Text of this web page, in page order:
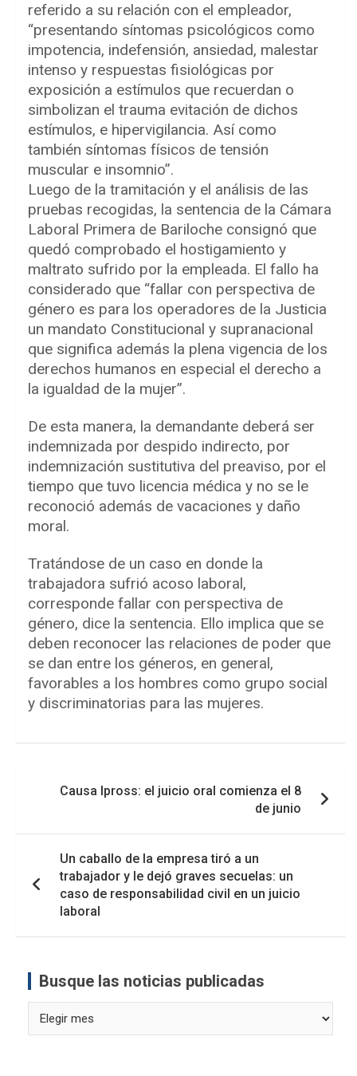
referido a su relación con el empleador,
“presentando síntomas psicológicos como
impotencia, indefensión, ansiedad, malestar
intenso y respuestas fisiológicas por
exposición a estímulos que recuerdan o
simbolizan el trauma evitación de dichos
estímulos, e hipervigilancia. Así como
también síntomas físicos de tensión
muscular e insomnio”.
Luego de la tramitación y el análisis de las
pruebas recogidas, la sentencia de la Cámara
Laboral Primera de Bariloche consignó que
quedó comprobado el hostigamiento y
maltrato sufrido por la empleada. El fallo ha
considerado que “fallar con perspectiva de
género es para los operadores de la Justicia
un mandato Constitucional y supranacional
que significa además la plena vigencia de los
derechos humanos en especial el derecho a
la igualdad de la mujer”.
De esta manera, la demandante deberá ser
indemnizada por despido indirecto, por
indemnización sustitutiva del preaviso, por el
tiempo que tuvo licencia médica y no se le
reconoció además de vacaciones y daño
moral.
Tratándose de un caso en donde la
trabajadora sufrió acoso laboral,
corresponde fallar con perspectiva de
género, dice la sentencia. Ello implica que se
deben reconocer las relaciones de poder que
se dan entre los géneros, en general,
favorables a los hombres como grupo social
y discriminatorias para las mujeres.
Causa Ipross: el juicio oral comienza el 8
de junio
Un caballo de la empresa tiró a un
trabajador y le dejó graves secuelas: un
caso de responsabilidad civil en un juicio
laboral
Busque las noticias publicadas
las